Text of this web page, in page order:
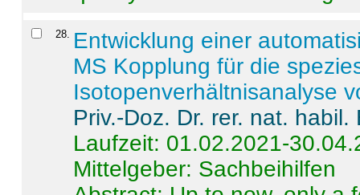
28. Entwicklung einer
MS Kopplung für die
Isotopenverhältnisanalyse
Priv.-Doz. Dr. rer. nat.
Laufzeit: 01.02.2021-
Mittelgeber: Sachbeihilfen